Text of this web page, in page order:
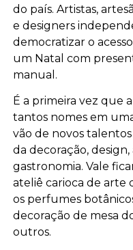
do país. Artistas,
e designers
democratizar o
um Natal com
manual.
É a primeira vez que
tantos nomes em
vão de novos talentos
da decoração,
gastronomia. Vale
ateliê carioca de arte
os perfumes
decoração de mesa
outros.